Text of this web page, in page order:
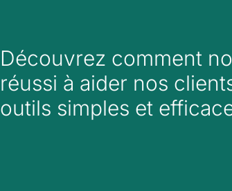
Découvrez comment
réussi à aider nos
outils simples et